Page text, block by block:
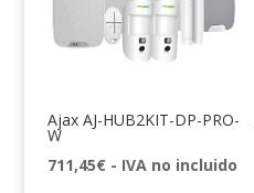
Ajax AJ-HUB2KIT-DP-PRO-
W
711,45€ - IVA no incluido